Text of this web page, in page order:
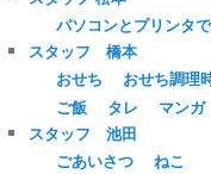
パソコンとプリンタ
スタッフ 橋本
おせち
おせち調理
ご飯
タレ マンガ
スタッフ 池田
ごあいさつ
ねこ